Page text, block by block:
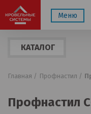
Меню
КАТАЛОГ
Главная / Профнастил /
Профнастил